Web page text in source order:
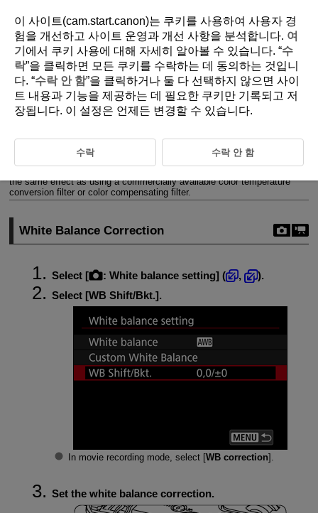
D388-087
White Balance Correction
White Balance Auto Bracketing
the same effect as using a commercially available color temperature
conversion filter or color compensating filter.
White Balance Correction
Select [ : White balance setting] ( ,
).
Select [WB Shift/Bkt.].
In movie recording mode, select [WB correction].
Set the white balance correction.
이 사이트(cam.start.canon)는 쿠키를 사용하여 사용자 경
험을 개선하고 사이트 운영과 개선 사항을 분석합니다. 여
기 에서 쿠키 사용에 대해 자세히 알아볼 수 있습니다. “수
락”을 클릭하면 모든 쿠키를 수락하는 데 동의하는 것입니
다. “수락 안 함”을 클릭하거나 둘 다 선택하지 않으면 사이
트 내용과 기능을 제공하는 데 필요한 쿠키만 기록되고 저
장됩니다. 이 설정은 언제든 변경할 수 있습니다.
수락 수락 안 함